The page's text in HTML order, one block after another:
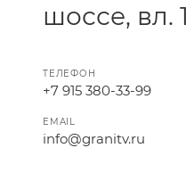
шоссе, вл. 1
ТЕЛЕФОН
+7 915 380-33-99
EMAIL
info@granitv.ru